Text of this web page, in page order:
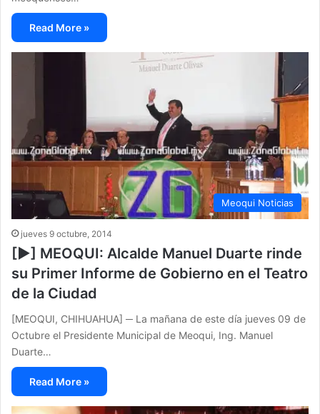
Read More »
Meoqui Noticias
jueves 9 octubre, 2014
[▶] MEOQUI: Alcalde Manuel Duarte rinde
su Primer Informe de Gobierno en el Teatro
de la Ciudad
[MEOQUI, CHIHUAHUA] ─ La mañana de este día jueves 09 de
Octubre el Presidente Municipal de Meoqui, Ing. Manuel
Duarte…
Read More »